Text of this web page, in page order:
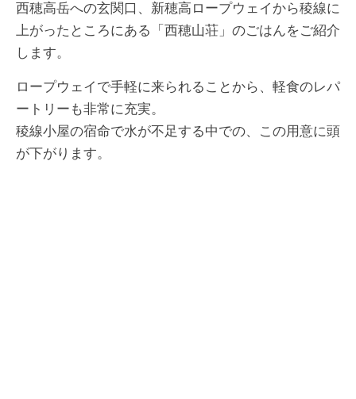
西穂高岳への玄関口、新穂高ロープウェイから稜線に
上がったところにある「西穂山荘」のごはんをご紹介
します。
ロープウェイで手軽に来られることから、軽食のレパ
ートリーも非常に充実。
稜線小屋の宿命で水が不足する中での、この用意に頭
が下がります。